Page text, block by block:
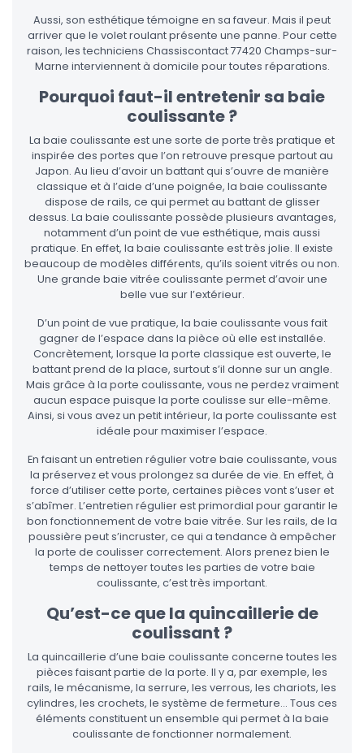
Aussi, son esthétique témoigne en sa faveur. Mais il peut
arriver que le volet roulant présente une panne. Pour cette
raison, les techniciens Chassiscontact 77420 Champs-sur-
Marne interviennent à domicile pour toutes réparations.
Pourquoi faut-il entretenir sa baie
coulissante ?
La baie coulissante est une sorte de porte très pratique et
inspirée des portes que l’on retrouve presque partout au
Japon. Au lieu d’avoir un battant qui s’ouvre de manière
classique et à l’aide d’une poignée, la baie coulissante
dispose de rails, ce qui permet au battant de glisser
dessus. La baie coulissante possède plusieurs avantages,
notamment d’un point de vue esthétique, mais aussi
pratique. En effet, la baie coulissante est très jolie. Il existe
beaucoup de modèles différents, qu’ils soient vitrés ou non.
Une grande baie vitrée coulissante permet d’avoir une
belle vue sur l’extérieur.
D’un point de vue pratique, la baie coulissante vous fait
gagner de l’espace dans la pièce où elle est installée.
Concrètement, lorsque la porte classique est ouverte, le
battant prend de la place, surtout s’il donne sur un angle.
Mais grâce à la porte coulissante, vous ne perdez vraiment
aucun espace puisque la porte coulisse sur elle-même.
Ainsi, si vous avez un petit intérieur, la porte coulissante est
idéale pour maximiser l’espace.
En faisant un entretien régulier votre baie coulissante, vous
la préservez et vous prolongez sa durée de vie. En effet, à
force d’utiliser cette porte, certaines pièces vont s’user et
s’abîmer. L’entretien régulier est primordial pour garantir le
bon fonctionnement de votre baie vitrée. Sur les rails, de la
poussière peut s’incruster, ce qui a tendance à empêcher
la porte de coulisser correctement. Alors prenez bien le
temps de nettoyer toutes les parties de votre baie
coulissante, c’est très important.
Qu’est-ce que la quincaillerie de
coulissant ?
La quincaillerie d’une baie coulissante concerne toutes les
pièces faisant partie de la porte. Il y a, par exemple, les
rails, le mécanisme, la serrure, les verrous, les chariots, les
cylindres, les crochets, le système de fermeture… Tous ces
éléments constituent un ensemble qui permet à la baie
coulissante de fonctionner normalement.